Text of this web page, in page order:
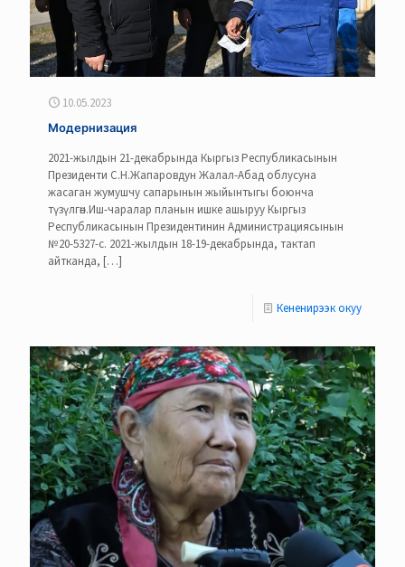
10.05.2023
Модернизация
2021-жылдын 21-декабрында Кыргыз Республикасынын
Президенти С.Н.Жапаровдун Жалал-Абад облусуна
жасаган жумушчу сапарынын жыйынтыгы боюнча
түзүлгөн.Иш-чаралар планын ишке ашыруу Кыргыз
Республикасынын Президентинин Администрациясынын
№20-5327-с. 2021-жылдын 18-19-декабрында, тактап
айтканда, […]
Кененирээк окуу